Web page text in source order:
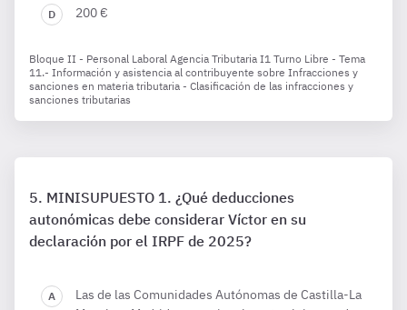
200 €
Bloque II - Personal Laboral Agencia Tributaria I1 Turno Libre - Tema
11.- Información y asistencia al contribuyente sobre Infracciones y
sanciones en materia tributaria - Clasificación de las infracciones y
sanciones tributarias
MINISUPUESTO 1. ¿Qué deducciones
autonómicas debe considerar Víctor en su
declaración por el IRPF de 2025?
Las de las Comunidades Autónomas de Castilla-La